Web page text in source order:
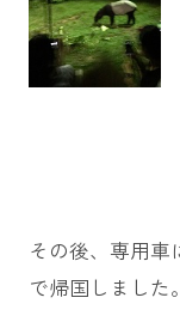
その後、専用
で帰国しました。